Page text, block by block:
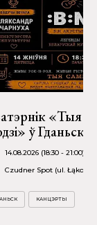
«Тыя
ў Гданьску
14.08.2026 (18:30 - 21:00)
Czudner Spot (ul. Łąkowa
КАНЦЭРТЫ